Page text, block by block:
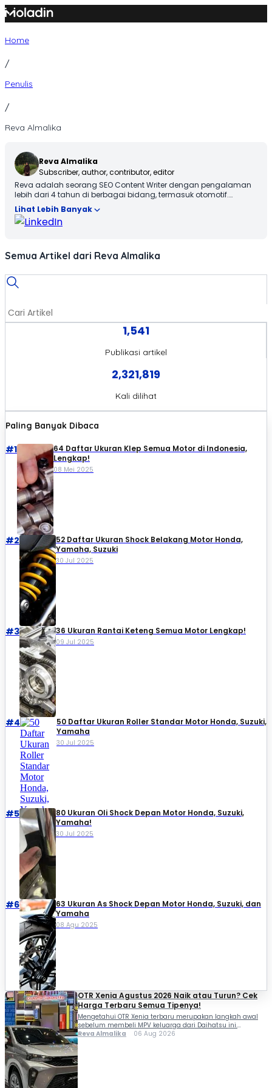
Skip
to
Home
/
Penulis
/
Reva Almalika
Reva Almalika
Subscriber, author, contributor, editor
Reva adalah seorang SEO Content Writer dengan pengalaman
lebih dari 4 tahun di berbagai bidang, termasuk otomotif.
Terbiasa membuat konten yang tidak hanya dioptimalkan
sesuai SEO Guideline untuk mesin pencari, tetapi juga informatif,
menarik, dan mudah dipahami oleh pembaca.
Lihat Lebih Banyak
Semua Artikel dari Reva Almalika
1,541
Publikasi artikel
2,321,819
Kali dilihat
Paling Banyak Dibaca
#1
64 Daftar Ukuran Klep Semua Motor di Indonesia,
Lengkap!
08 Mei 2025
#2
52 Daftar Ukuran Shock Belakang Motor Honda,
Yamaha, Suzuki​
30 Jul 2025
#3 36 Ukuran Rantai Keteng Semua Motor Lengkap!
09 Jul 2025
#4
50 Daftar Ukuran Roller Standar Motor Honda, Suzuki,
Yamaha
30 Jul 2025
#5
80 Ukuran Oli Shock Depan Motor Honda, Suzuki,
Yamaha!
30 Jul 2025
#6
63 Ukuran As Shock Depan Motor Honda, Suzuki, dan
Yamaha
08 Agu 2025
OTR Xenia Agustus 2026 Naik atau Turun? Cek
Harga Terbaru Semua Tipenya!
Mengetahui OTR Xenia terbaru merupakan langkah awal
sebelum membeli MPV keluarga dari Daihatsu ini.
Memasuki Agustus 2026, harga Daihatsu Xenia terpantau
Reva Almalika 06 Aug 2026